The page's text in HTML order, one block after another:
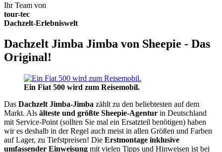
Ihr Team von
tour-tec
Dachzelt-Erlebniswelt
Dachzelt Jimba Jimba von Sheepie - Das
Original!
Ein Fiat 500 wird zum Reisemobil.
Das Dachzelt Jimba-Jimba zählt zu den beliebtesten auf dem
Markt. Als älteste und größte Sheepie-Agentur in Deutschland
mit Service-Point (sollten Sie mal ein Ersatzteil benötigen) haben
wir es deshalb in der Regel auch meist in allen Größen und Farben
auf Lager, zu Tiefstpreisen! Die Erstmontage inklusive
umfassender Einweisung mit vielen Tipps und Hinweisen ist bei